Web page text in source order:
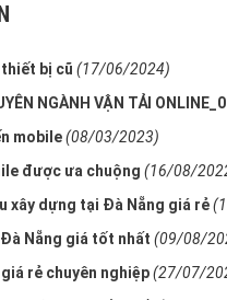
bị cũ (17/06/2024)
NGÀNH VẬN TẢI
mobile(08/03/2023)
được ưa chuộng (16/08/
xây dựng tại Đà Nẵng giá rẻ
Nẵng giá tốt nhất (09/08/
rẻ chuyên nghiệp(27/07/